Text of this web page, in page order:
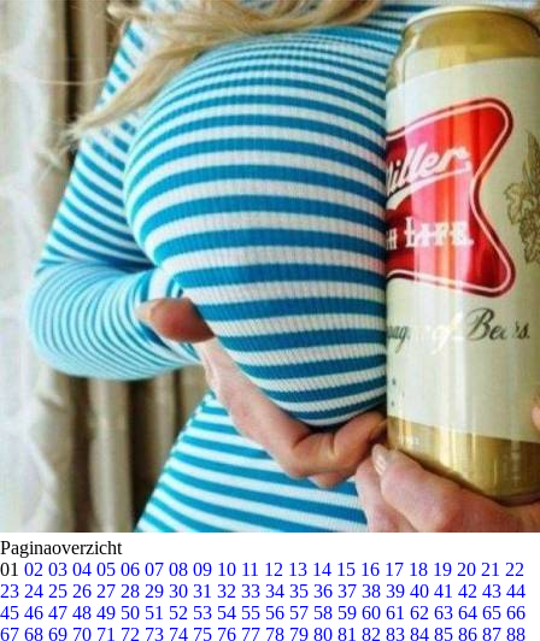
Paginaoverzicht
01 02 03 04 05 06 07 08 09 10 11 12 13 14 15 16 17 18 19 20 21 22
23 24 25 26 27 28 29 30 31 32 33 34 35 36 37 38 39 40 41 42 43 44
45 46 47 48 49 50 51 52 53 54 55 56 57 58 59 60 61 62 63 64 65 66
67 68 69 70 71 72 73 74 75 76 77 78 79 80 81 82 83 84 85 86 87 88